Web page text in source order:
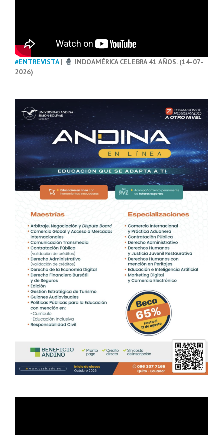
#ENTREVISTA|
INDOAMÉRICA CELEBRA 41 AÑOS. (14-07-
2026)